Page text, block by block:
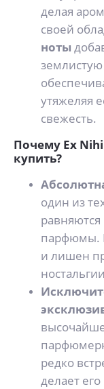
делая
своей
ноты
землистую
утяжеляя
свежесть.
Почему Ex
купить?
один из
парфюмы.
и лишен
редко
делает